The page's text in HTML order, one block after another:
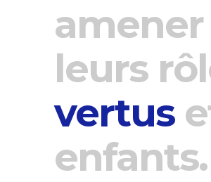
leurs
vertus
enfants.